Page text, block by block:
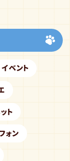
イベント
ト
ォン